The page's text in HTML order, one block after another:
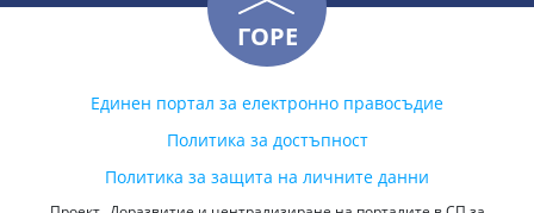
ГОРЕ
Единен портал за електронно правосъдие
Политика за достъпност
Политика за защита на личните данни